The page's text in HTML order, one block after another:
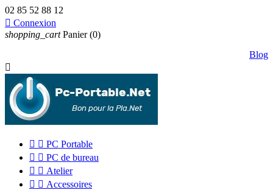
02 85 52 88 12
 Connexion
shopping_cart Panier (0)
Blog

  PC Portable
  PC de bureau
  Atelier
  Accessoires